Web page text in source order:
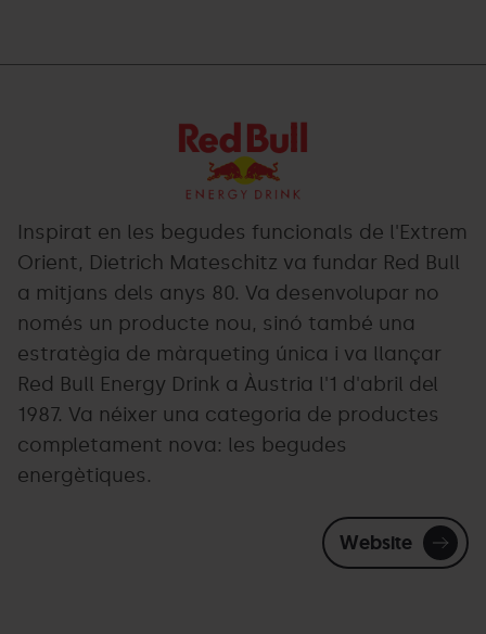
Bull.png
Inspirat en les begudes funcionals de l'Extrem
Orient, Dietrich Mateschitz va fundar Red Bull
a mitjans dels anys 80. Va desenvolupar no
només un producte nou, sinó també una
estratègia de màrqueting única i va llançar
Red Bull Energy Drink a Àustria l'1 d'abril del
1987. Va néixer una categoria de productes
completament nova: les begudes
energètiques.
Website